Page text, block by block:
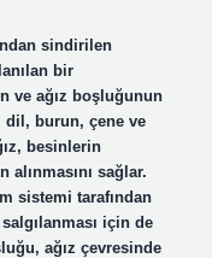
sindirilen
bir
ve ağız boşluğunun
dil, burun, çene ve
besinlerin
alınmasını sağlar.
sistemi tarafından
için de
ağız çevresinde